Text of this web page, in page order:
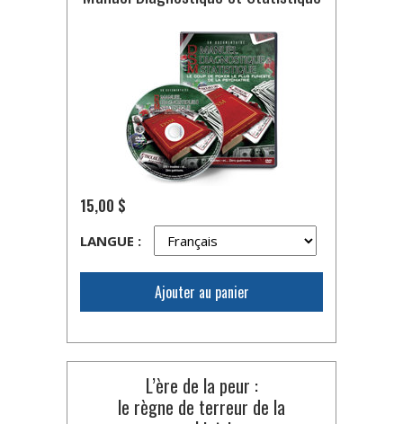
15,00 $
LANGUE :
Ajouter au panier
L’ère de la peur :
le règne de terreur de la